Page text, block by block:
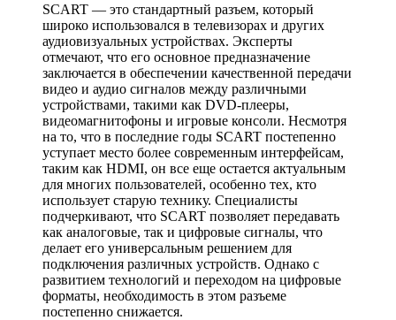
SCART — это стандартный разъем, который
широко использовался в телевизорах и других
аудиовизуальных устройствах. Эксперты
отмечают, что его основное предназначение
заключается в обеспечении качественной передачи
видео и аудио сигналов между различными
устройствами, такими как DVD-плееры,
видеомагнитофоны и игровые консоли. Несмотря
на то, что в последние годы SCART постепенно
уступает место более современным интерфейсам,
таким как HDMI, он все еще остается актуальным
для многих пользователей, особенно тех, кто
использует старую технику. Специалисты
подчеркивают, что SCART позволяет передавать
как аналоговые, так и цифровые сигналы, что
делает его универсальным решением для
подключения различных устройств. Однако с
развитием технологий и переходом на цифровые
форматы, необходимость в этом разъеме
постепенно снижается.